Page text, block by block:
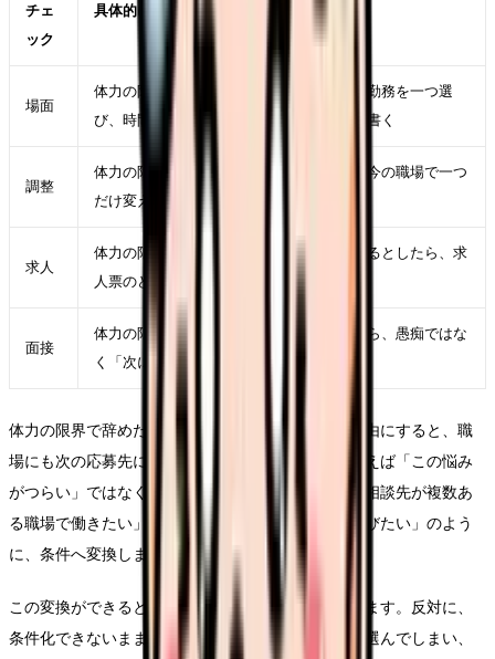
チェ
ック
具体的に見ること
場面
体力の限界で辞めたいが強くなった直近の勤務を一つ選
び、時間帯、相手、業務、体調を具体的に書く
調整
体力の限界で辞めたいを軽くするために、今の職場で一つ
だけ変えられる条件を決める
求人
体力の限界で辞めたいが次の職場でも起きるとしたら、求
人票のどの項目に表れるかを考える
面接
体力の限界で辞めたいを面接で説明するなら、愚痴ではな
く「次に重視したい条件」に言い換える
体力の限界で辞めたいという言葉をそのまま退職理由にすると、職
場にも次の応募先にも伝わりにくくなります。たとえば「この悩み
がつらい」ではなく、「夜勤回数を減らしたい」「相談先が複数あ
る職場で働きたい」「教育の段階が明確な環境を選びたい」のよう
に、条件へ変換します。
この変換ができると、求人を見る時の精度が上がります。反対に、
条件化できないまま応募すると、給与や通勤だけで選んでしまい、